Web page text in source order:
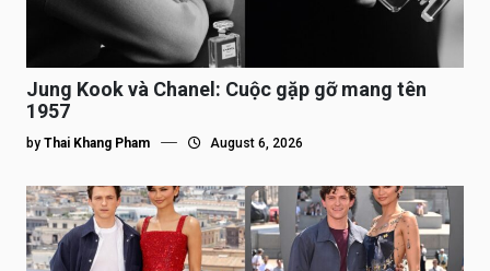
Jung Kook và Chanel: Cuộc gặp gỡ mang tên
1957
by Thai Khang Pham August 6, 2026